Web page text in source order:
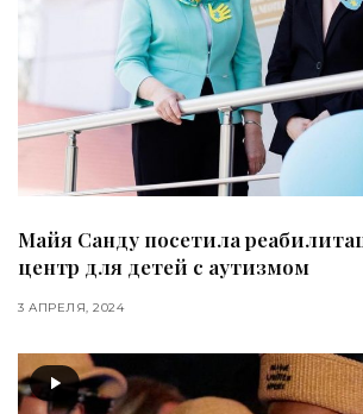
Майя Санду посетила
центр для детей с аутизмом
3 АПРЕЛЯ, 2024